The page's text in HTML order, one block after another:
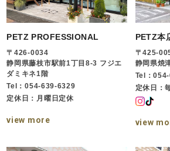
PETZ PROFESSIONAL
〒426-0034
静岡県藤枝市駅前1丁目8-3 フジエ
ダミキネ1階
Tel：054-639-6329
定休日：月曜日定休
view more
PETZ本
〒425-
静岡県焼
Tel：
定休日：
view